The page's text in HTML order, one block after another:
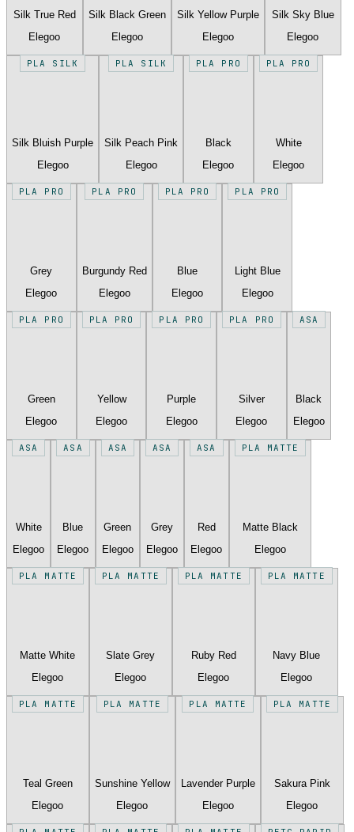
Silk True Red
Elegoo
Silk Black Green
Elegoo
Silk Yellow Purple
Elegoo
Silk Sky Blue
Elegoo
PLA SILK
Silk Bluish Purple
Elegoo
PLA SILK
Silk Peach Pink
Elegoo
PLA PRO
Black
Elegoo
PLA PRO
White
Elegoo
PLA PRO
Grey
Elegoo
PLA PRO
Burgundy Red
Elegoo
PLA PRO
Blue
Elegoo
PLA PRO
Light Blue
Elegoo
PLA PRO
Green
Elegoo
PLA PRO
Yellow
Elegoo
PLA PRO
Purple
Elegoo
PLA PRO
Silver
Elegoo
ASA
Black
Elegoo
ASA
White
Elegoo
ASA
Blue
Elegoo
ASA
Green
Elegoo
ASA
Grey
Elegoo
ASA
Red
Elegoo
PLA MATTE
Matte Black
Elegoo
PLA MATTE
Matte White
Elegoo
PLA MATTE
Slate Grey
Elegoo
PLA MATTE
Ruby Red
Elegoo
PLA MATTE
Navy Blue
Elegoo
PLA MATTE
Teal Green
Elegoo
PLA MATTE
Sunshine Yellow
Elegoo
PLA MATTE
Lavender Purple
Elegoo
PLA MATTE
Sakura Pink
Elegoo